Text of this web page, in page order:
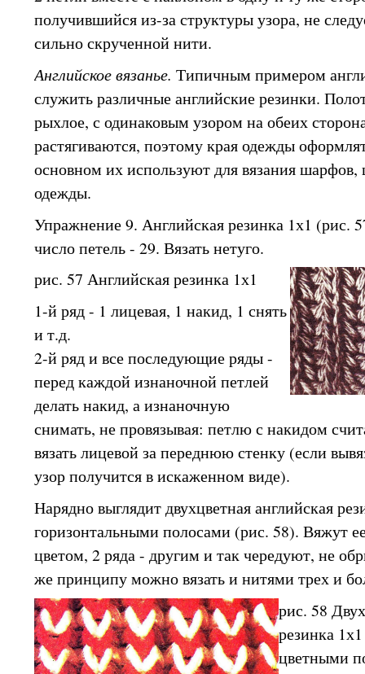
получившийся из-за структуры узора, не
сильно скрученной нити.
Английское вязанье. Типичным примером
служить различные английские резинки.
рыхлое, с одинаковым узором на обеих
растягиваются, поэтому края одежды
основном их используют для вязания
одежды.
Упражнение 9. Английская резинка 1х1 (рис.
число петель - 29. Вязать нетуго.
рис. 57 Английская резинка 1х1
1-й ряд - 1 лицевая, 1 накид, 1 снять
и т.д.
2-й ряд и все последующие ряды -
перед каждой изнаночной петлей
делать накид, а изнаночную
снимать, не провязывая: петлю с накидом
вязать лицевой за переднюю стенку (если
узор получится в искаженном виде).
Нарядно выглядит двухцветная английская
горизонтальными полосами (рис. 58). Вяжут
цветом, 2 ряда - другим и так чередуют, не
же принципу можно вязать и нитями трех и
рис. 58
резинка
цветными